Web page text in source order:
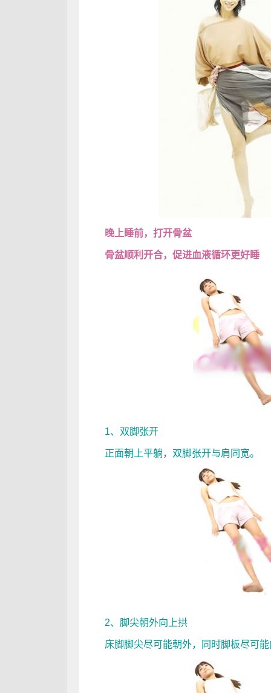
晚上睡前，打开骨盆
骨盆顺利开合，促进血液循环更好睡
1、双脚张开
正面朝上平躺，双脚张开与肩同宽。
2、脚尖朝外向上拱
床脚脚尖尽可能朝外，同时脚板尽可能